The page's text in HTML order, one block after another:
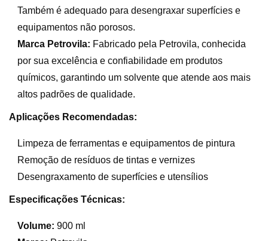
Também é adequado para desengraxar superfícies e
equipamentos não porosos.
Marca Petrovila: Fabricado pela Petrovila, conhecida
por sua excelência e confiabilidade em produtos
químicos, garantindo um solvente que atende aos mais
altos padrões de qualidade.
Aplicações Recomendadas:
Limpeza de ferramentas e equipamentos de pintura
Remoção de resíduos de tintas e vernizes
Desengraxamento de superfícies e utensílios
Especificações Técnicas:
Volume: 900 ml